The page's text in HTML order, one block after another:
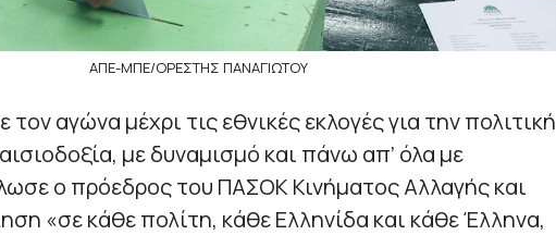
ΑΠΕ-ΜΠΕ/ΟΡΕΣΤΗΣ ΠΑΝΑΓΙΩΤΟΥ
αγώνα μέχρι τις εθνικές εκλογές για την πολιτική
με δυναμισμό και πάνω απ’ όλα με
ο πρόεδρος του ΠΑΣΟΚ Κινήματος Αλλαγής και
«σε κάθε πολίτη, κάθε Ελληνίδα και κάθε Έλληνα,